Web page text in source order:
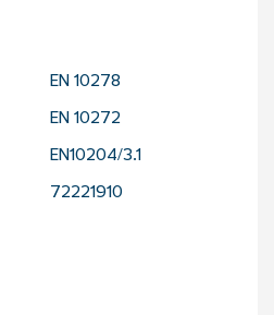
EN 10278
EN 10272
EN10204/3.1
72221910